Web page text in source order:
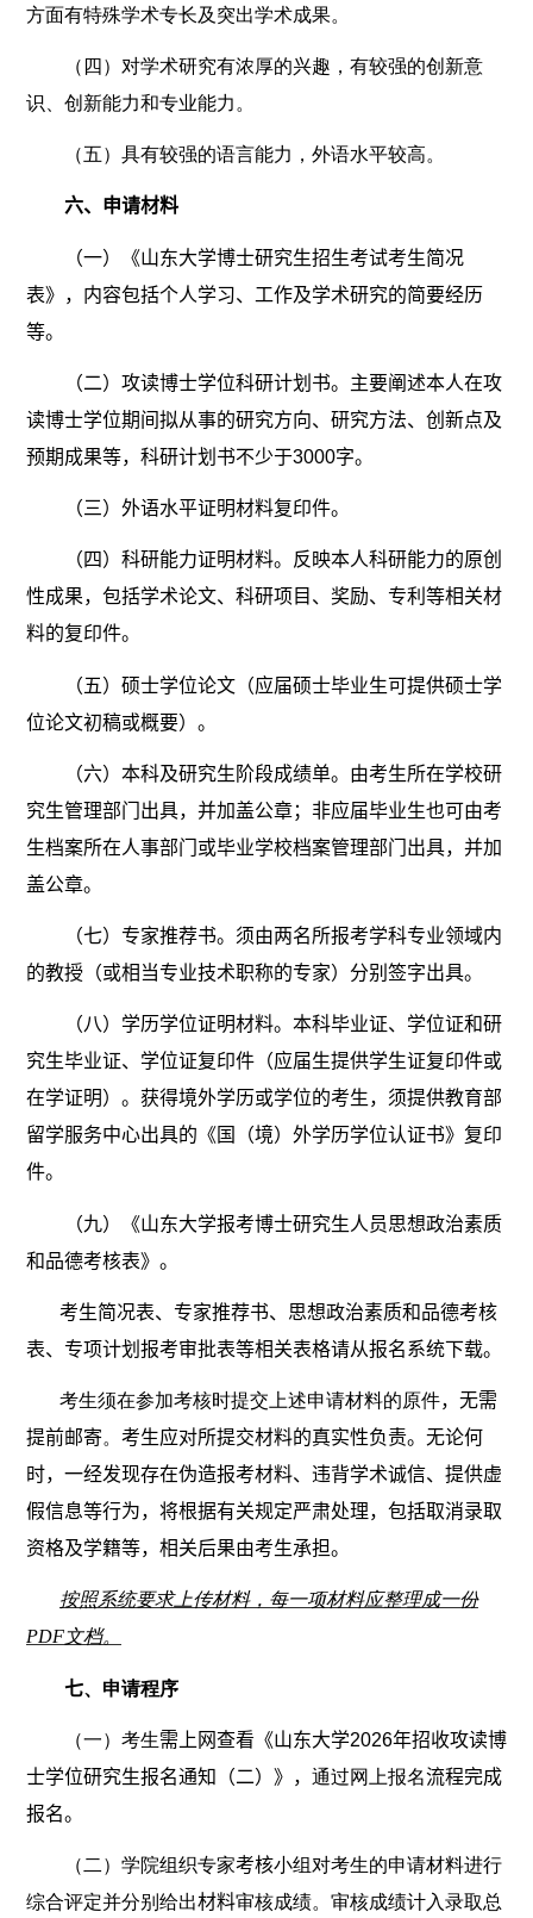
方面有特殊学术专长及突出学术成果。
（四）对学术研究有浓厚的兴趣，有较强的创新意
识、创新能力和专业能力。
（五）具有较强的语言能力，外语水平较高。
六、申请材料
（一）《山东大学博士研究生招生考试考生简况
表》，内容包括个人学习、工作及学术研究的简要经历
等。
（二）攻读博士学位科研计划书。主要阐述本人在攻
读博士学位期间拟从事的研究方向、研究方法、创新点及
预期成果等，科研计划书不少于3000字。
（三）外语水平证明材料复印件。
（四）科研能力证明材料。反映本人科研能力的原创
性成果，包括学术论文、科研项目、奖励、专利等相关材
料的复印件。
（五）硕士学位论文（应届硕士毕业生可提供硕士学
位论文初稿或概要）。
（六）本科及研究生阶段成绩单。由考生所在学校研
究生管理部门出具，并加盖公章；非应届毕业生也可由考
生档案所在人事部门或毕业学校档案管理部门出具，并加
盖公章。
（七）专家推荐书。须由两名所报考学科专业领域内
的教授（或相当专业技术职称的专家）分别签字出具。
（八）学历学位证明材料。本科毕业证、学位证和研
究生毕业证、学位证复印件（应届生提供学生证复印件或
在学证明）。获得境外学历或学位的考生，须提供教育部
留学服务中心出具的《国（境）外学历学位认证书》复印
件。
（九）《山东大学报考博士研究生人员思想政治素质
和品德考核表》。
考生简况表、专家推荐书、思想政治素质和品德考核
表、专项计划报考审批表等相关表格请从报名系统下载。
考生须在参加考核时提交上述申请材料的原件，无需
提前邮寄。 考生应对所提交材料的真实性负责。无论何
时，一经发现存在伪造报考材料、违背学术诚信、提供虚
假信息等行为，将根据有关规定严肃处理，包括取消录取
资格及学籍等，相关后果由考生承担。
按照系统要求上传材料，每一项材料应整理成一份
PDF文档。
七、申请程序
（一）考生需上网查看《山东大学2026年招收攻读博
士学位研究生报名通知（二） 》， 通过网上报名流程完成
报名。
（二）学院组织专家考核小组对考生的申请材料进行
综合评定并分别给出材料审核成绩。审核成绩计入录取总